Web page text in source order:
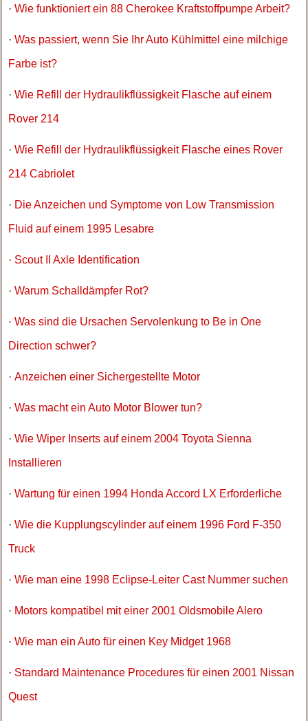
· Wie funktioniert ein 88 Cherokee Kraftstoffpumpe Arbeit?
· Was passiert, wenn Sie Ihr Auto Kühlmittel eine milchige
Farbe ist?
· Wie Refill der Hydraulikflüssigkeit Flasche auf einem
Rover 214
· Wie Refill der Hydraulikflüssigkeit Flasche eines Rover
214 Cabriolet
· Die Anzeichen und Symptome von Low Transmission
Fluid auf einem 1995 Lesabre
· Scout II Axle Identification
· Warum Schalldämpfer Rot?
· Was sind die Ursachen Servolenkung to Be in One
Direction schwer?
· Anzeichen einer Sichergestellte Motor
· Was macht ein Auto Motor Blower tun?
· Wie Wiper Inserts auf einem 2004 Toyota Sienna
Installieren
· Wartung für einen 1994 Honda Accord LX Erforderliche
· Wie die Kupplungscylinder auf einem 1996 Ford F-350
Truck
· Wie man eine 1998 Eclipse-Leiter Cast Nummer suchen
· Motors kompatibel mit einer 2001 Oldsmobile Alero
· Wie man ein Auto für einen Key Midget 1968
· Standard Maintenance Procedures für einen 2001 Nissan
Quest